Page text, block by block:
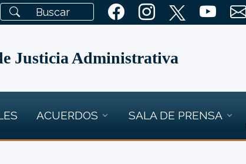
Justicia Administrativa
ACUERDOS SALA DE PRENSA